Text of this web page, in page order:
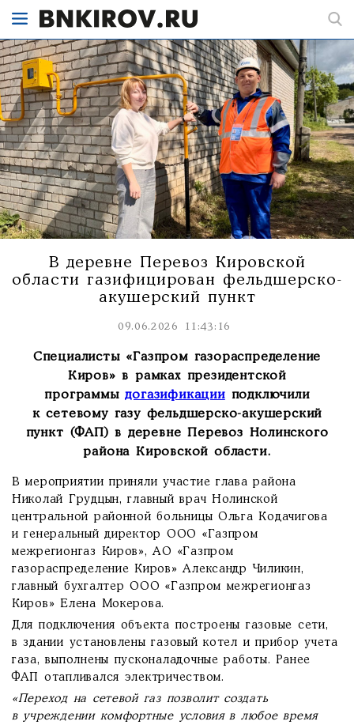
В деревне Перевоз Кировской
области газифицирован фельдшерско-
акушерский пункт
09.06.2026 11:43:16
Специалисты «Газпром газораспределение
Киров» в рамках президентской
программыдогазификацииподключили
к сетевому газу фельдшерско-акушерский
пункт (ФАП) в деревне Перевоз Нолинского
района Кировской области.
В мероприятии приняли участие глава района
Николай Грудцын, главный врач Нолинской
центральной районной больницы Ольга Кодачигова
и генеральный директор ООО «Газпром
межрегионгаз Киров», АО «Газпром
газораспределение Киров» Александр Чиликин,
главный бухгалтер ООО «Газпром межрегионгаз
Киров» Елена Мокерова.
Для подключения объекта построены газовые сети,
в здании установлены газовый котел и прибор учета
газа, выполнены пусконаладочные работы. Ранее
ФАП отапливался электричеством.
«Переход на сетевой газ позволит создать
в учреждении комфортные условия в любое время